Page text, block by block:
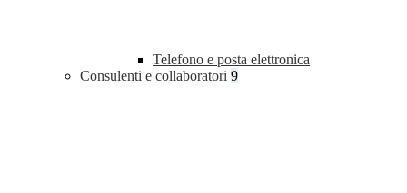
Telefono e posta elettronica
Consulenti e collaboratori 9